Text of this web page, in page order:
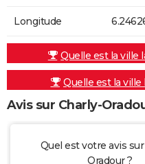
Longitude
Quelle est la ville
Quelle est la ville
Avis sur Charly-
Quel est votre avis
Oradour ?